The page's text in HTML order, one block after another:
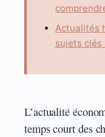
Actualités
sujets clés
L’actualité
temps court des